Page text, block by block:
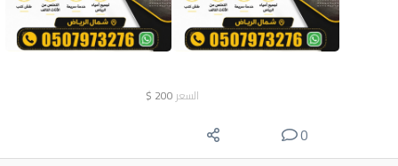
السعر 200
$
0